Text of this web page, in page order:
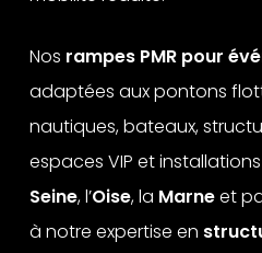
Nos rampes PMR pour
adaptées aux pontons
nautiques, bateaux,
espaces VIP et
Seine, l’Oise, la Marneet
à notre expertise en